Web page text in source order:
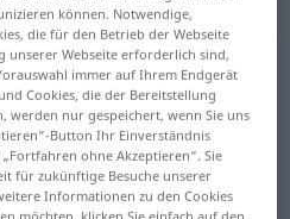
anklicken/antippen)
können. Notwendige,
die für den Betrieb der Webseite
unserer Webseite erforderlich sind,
immer auf Ihrem Endgerät
Cookies, die der Bereitstellung
werden nur gespeichert, wenn Sie uns
Button Ihr Einverständnis
ohne Akzeptieren“. Sie
für zukünftige Besuche unserer
Informationen zu den Cookies
möchten, klicken Sie einfach auf den